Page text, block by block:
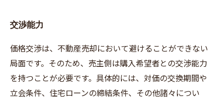
交渉能力
価格交渉は、不動産売却において避けることができない
局面です。そのため、売主側は購入希望者との交渉能力
を持つことが必要です。具体的には、対価の交換期間や
立会条件、住宅ローンの締結条件、その他諸々につい